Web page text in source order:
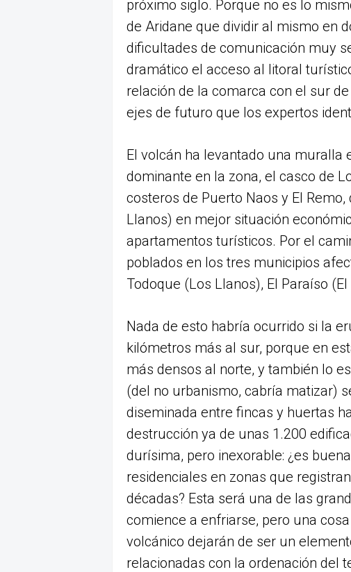
próximo siglo. Porque no es lo
de Aridane que dividir al mismo en
dificultades de comunicación muy
dramático el acceso al litoral
relación de la comarca con el sur
ejes de futuro que los expertos
El volcán ha levantado una muralla
dominante en la zona, el casco de
costeros de Puerto Naos y El
Llanos) en mejor situación
apartamentos turísticos. Por el
poblados en los tres municipios
Todoque (Los Llanos), El Paraíso
Nada de esto habría ocurrido si la
kilómetros más al sur, porque en
más densos al norte, y también lo
(del no urbanismo, cabría matizar)
diseminada entre fincas y huertas
destrucción ya de unas 1.200
durísima, pero inexorable: ¿es
residenciales en zonas que
décadas? Esta será una de las
comience a enfriarse, pero una
volcánico dejarán de ser un
relacionadas con la ordenación del